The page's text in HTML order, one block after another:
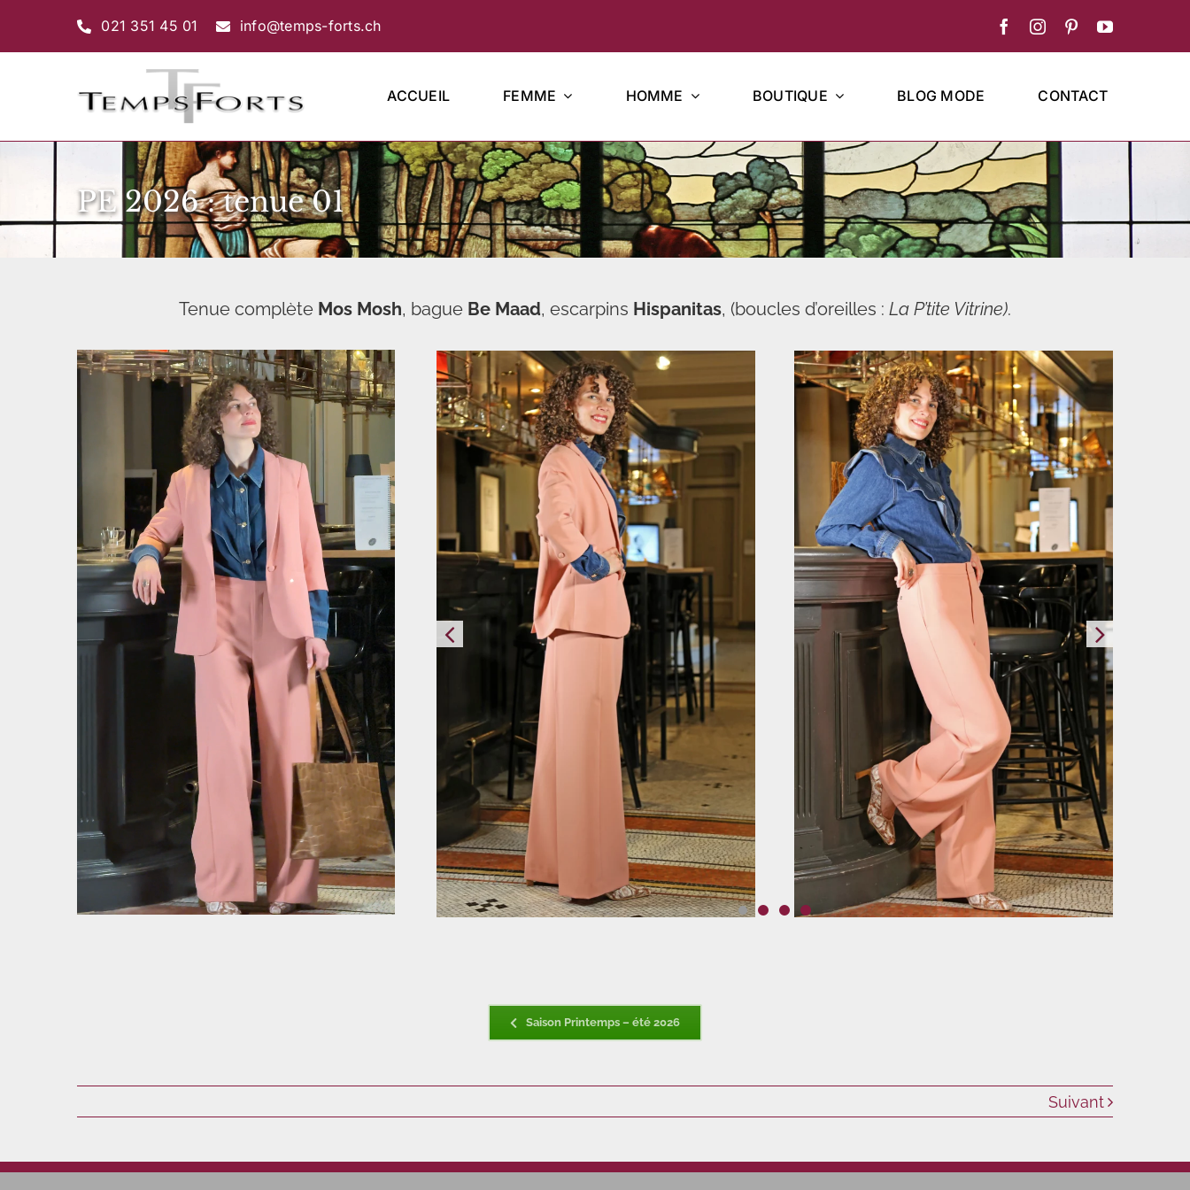
021 351 45 01 info@temps-forts.ch
ACCUEIL FEMME HOMME BOUTIQUE BLOG MODE CONTACT
PE 2026 : tenue 01
Tenue complète Mos Mosh, bague Be Maad, escarpins Hispanitas, (boucles d’oreilles : La P’tite Vitrine).
Saison Printemps – été 2026
Suivant